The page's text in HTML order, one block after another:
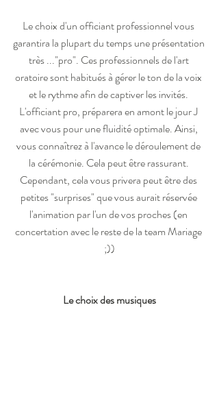
Le choix d'un officiant professionnel vous
garantira la plupart du temps une présentation
très ..."pro". Ces professionnels de l'art
oratoire sont habitués à gérer le ton de la voix
et le rythme afin de captiver les invités.
L'officiant pro, préparera en amont le jour J
avec vous pour une fluidité optimale. Ainsi,
vous connaîtrez à l'avance le déroulement de
la cérémonie. Cela peut être rassurant.
Cependant, cela vous privera peut être des
petites "surprises" que vous aurait réservée
l'animation par l'un de vos proches (en
concertation avec le reste de la team Mariage
;))
Le choix des musiques